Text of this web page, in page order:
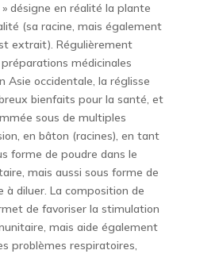
désigne en réalité la plante
(sa racine, mais également
extrait). Régulièrement
médicinales
Asie occidentale, la réglisse
bienfaits pour la santé, et
sous de multiples
en bâton (racines), en tant
forme de poudre dans le
mais aussi sous forme de
à diluer. La composition de
de favoriser la stimulation
mais aide également
problèmes respiratoires,